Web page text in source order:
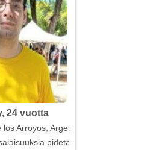
24 vuotta
Arroyos, Argentiina
pidetään